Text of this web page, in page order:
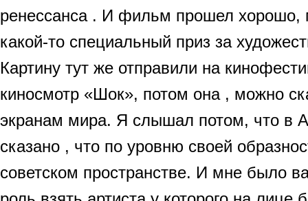
ренессанса . И фильм прошел хорошо,
какой-то специальный приз за
Картину тут же отправили на
киносмотр «Шок», потом она , можно
экранам мира. Я слышал потом, что в
сказано , что по уровню своей
советском пространстве. И мне было